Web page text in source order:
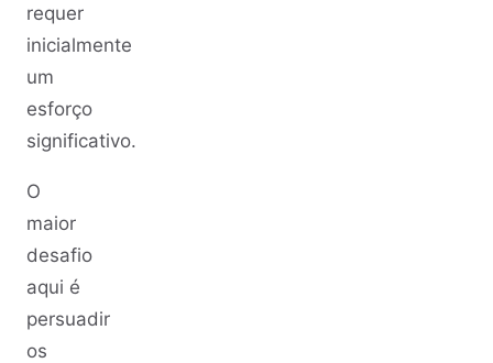
requer
inicialmente
um
esforço
significativo.
O
maior
desafio
aqui é
persuadir
os